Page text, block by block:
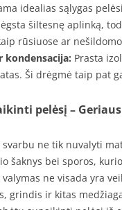
idealias sąlygas
šiltesnę aplinką,
rūsiuose ar
kondensacija: Prasta
Ši drėgmė taip pat
pelėsį –
ne tik nuvalyti
šaknys bei sporos,
ne visada yra
grindis ir kitas